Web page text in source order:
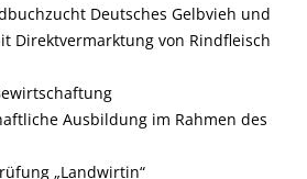
Deutsches Gelbvieh und
Direktvermarktung von Rindfleisch
Ausbildung im Rahmen des
„Landwirtin“